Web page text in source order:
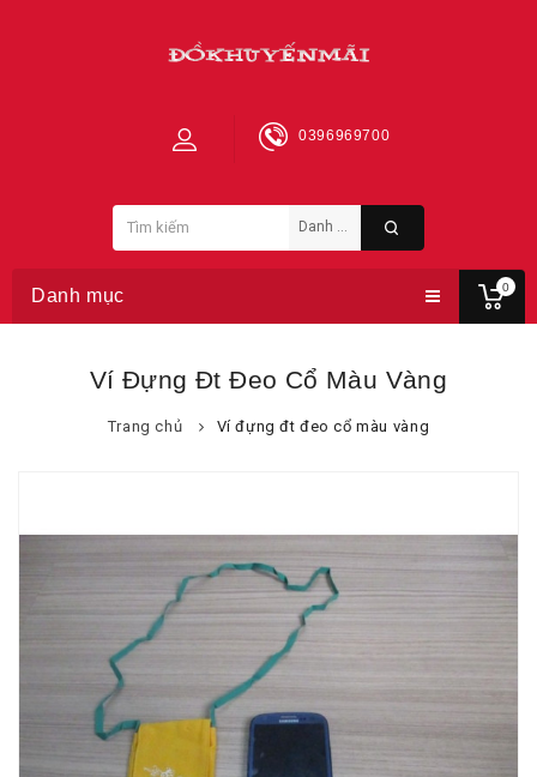
0
0396969700
Danh mục
Ví Đựng Đt Đeo Cổ Màu Vàng
Trang chủ Ví đựng đt đeo cổ màu vàng